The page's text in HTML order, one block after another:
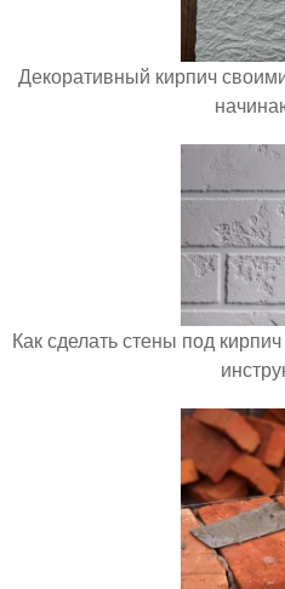
Декоративный кирпич
Как сделать стены под